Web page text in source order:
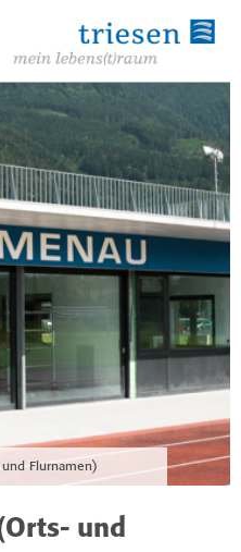
Flurnamen)
und